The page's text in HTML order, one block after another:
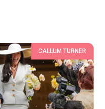
CALLUM TURNER